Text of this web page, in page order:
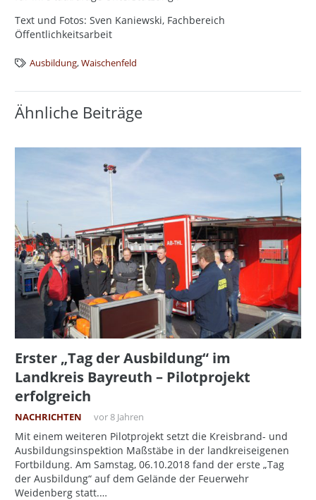
Text und Fotos: Sven Kaniewski, Fachbereich
Öffentlichkeitsarbeit
Ausbildung,Waischenfeld
Ähnliche Beiträge
Erster „Tag der Ausbildung“ im
Landkreis Bayreuth – Pilotprojekt
erfolgreich
NACHRICHTEN vor 8 Jahren
Mit einem weiteren Pilotprojekt setzt die Kreisbrand- und
Ausbildungsinspektion Maßstäbe in der landkreiseigenen
Fortbildung. Am Samstag, 06.10.2018 fand der erste „Tag
der Ausbildung“ auf dem Gelände der Feuerwehr
Weidenberg statt.…